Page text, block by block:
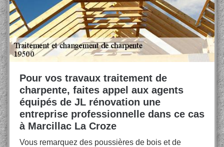
Pour vos travaux traitement de
charpente, faites appel aux agents
équipés de JL rénovation une
entreprise professionnelle dans ce cas
à Marcillac La Croze
Vous remarquez des poussières de bois et de